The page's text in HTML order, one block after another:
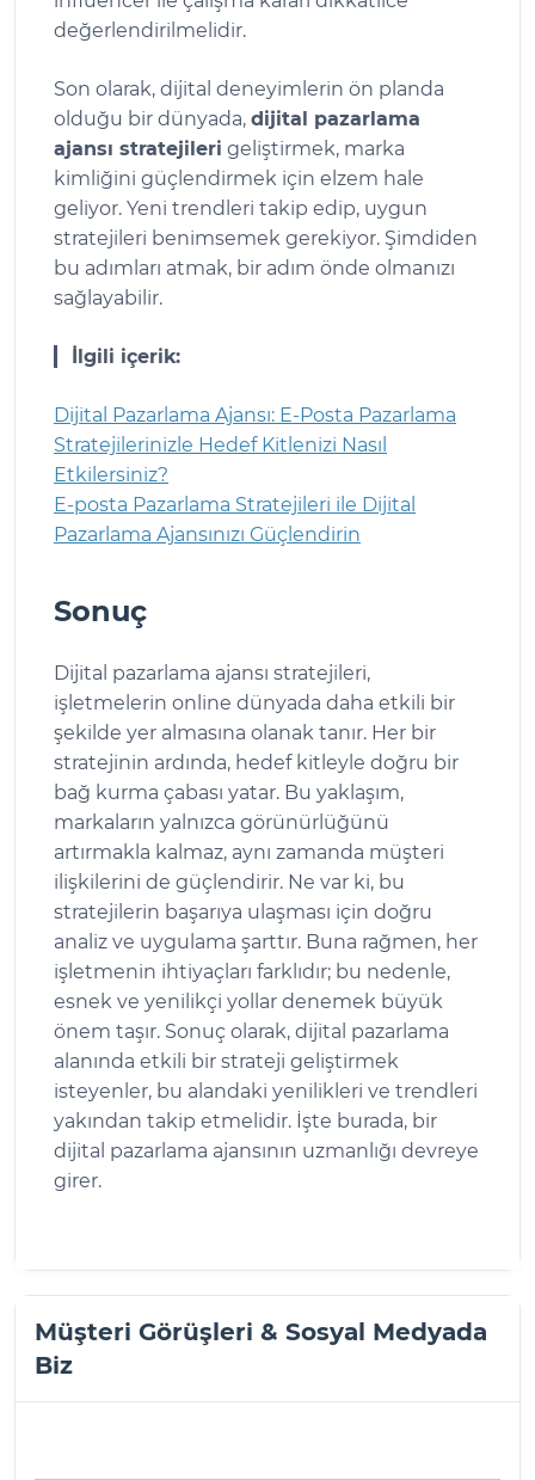
değerlendirilmelidir.
Son olarak, dijital deneyimlerin ön planda
olduğu bir dünyada, dijital pazarlama
ajansı stratejileri geliştirmek, marka
kimliğini güçlendirmek için elzem hale
geliyor. Yeni trendleri takip edip, uygun
stratejileri benimsemek gerekiyor. Şimdiden
bu adımları atmak, bir adım önde olmanızı
sağlayabilir.
İlgili içerik:
Dijital Pazarlama Ajansı: E-Posta Pazarlama
Stratejilerinizle Hedef Kitlenizi Nasıl
Etkilersiniz?
E-posta Pazarlama Stratejileri ile Dijital
Pazarlama Ajansınızı Güçlendirin
Sonuç
Dijital pazarlama ajansı stratejileri,
işletmelerin online dünyada daha etkili bir
şekilde yer almasına olanak tanır. Her bir
stratejinin ardında, hedef kitleyle doğru bir
bağ kurma çabası yatar. Bu yaklaşım,
markaların yalnızca görünürlüğünü
artırmakla kalmaz, aynı zamanda müşteri
ilişkilerini de güçlendirir. Ne var ki, bu
stratejilerin başarıya ulaşması için doğru
analiz ve uygulama şarttır. Buna rağmen, her
işletmenin ihtiyaçları farklıdır; bu nedenle,
esnek ve yenilikçi yollar denemek büyük
önem taşır. Sonuç olarak, dijital pazarlama
alanında etkili bir strateji geliştirmek
isteyenler, bu alandaki yenilikleri ve trendleri
yakından takip etmelidir. İşte burada, bir
dijital pazarlama ajansının uzmanlığı devreye
girer.
Müşteri Görüşleri & Sosyal Medyada
Biz